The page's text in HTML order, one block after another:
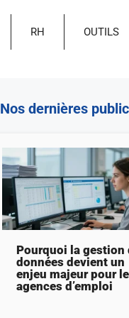
RH OUTILS
Nos dernières
Pourquoi la gestion
données devient un
enjeu majeur pour
agences d’emploi